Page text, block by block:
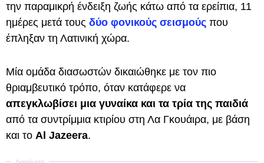
την παραμικρή ένδειξη ζωής κάτω από τα ερείπια, 11
ημέρες μετά τους δύο φονικούς σεισμούς που
έπληξαν τη Λατινική χώρα.
Μία ομάδα διασωστών δικαιώθηκε με τον πιο
θριαμβευτικό τρόπο, όταν κατάφερε να
απεγκλωβίσει μια γυναίκα και τα τρία της παιδιά
από τα συντρίμμια κτιρίου στη Λα Γκουάιρα, με βάση
και το Al Jazeera.